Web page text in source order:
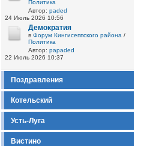
Политика
Автор: paded
24 Июль 2026 10:56
Демократия
в Форум Кингисеппского района /
Политика
Автор: papaded
22 Июль 2026 10:37
Поздравления
Котельский
Усть-Луга
Вистино